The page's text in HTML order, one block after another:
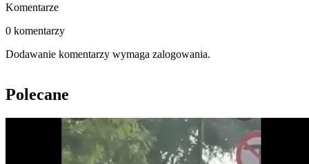
Komentarze
0 komentarzy
Dodawanie komentarzy wymaga zalogowania.
Polecane